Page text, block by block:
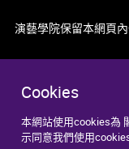
Cookies
本網站使用cookies為
示同意我們使用
演藝學院保留本網頁